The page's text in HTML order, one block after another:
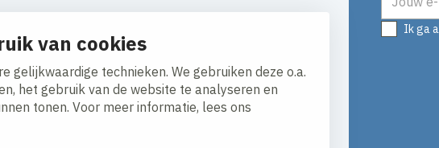
van cookies
gelijkwaardige technieken. We gebruiken deze o.a.
het gebruik van de website te analyseren en
tonen. Voor meer informatie, lees ons
Ik ga